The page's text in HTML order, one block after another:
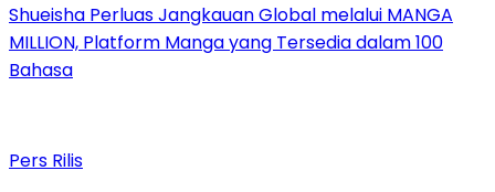
Shueisha Perluas Jangkauan Global melalui MANGA
MILLION, Platform Manga yang Tersedia dalam 100
Bahasa
Pers Rilis